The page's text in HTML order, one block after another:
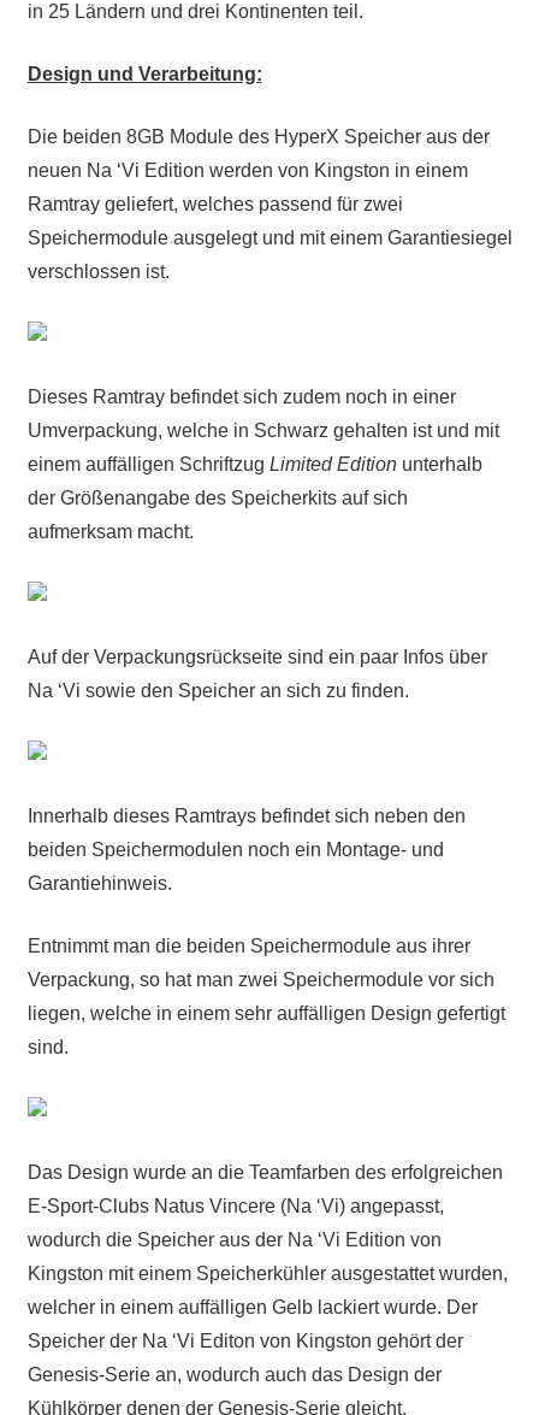
in 25 Ländern und drei Kontinenten teil.
Design und Verarbeitung:
Die beiden 8GB Module des HyperX Speicher aus der
neuen Na ‘Vi Edition werden von Kingston in einem
Ramtray geliefert, welches passend für zwei
Speichermodule ausgelegt und mit einem Garantiesiegel
verschlossen ist.
Dieses Ramtray befindet sich zudem noch in einer
Umverpackung, welche in Schwarz gehalten ist und mit
einem auffälligen Schriftzug Limited Editionunterhalb
der Größenangabe des Speicherkits auf sich
aufmerksam macht.
Auf der Verpackungsrückseite sind ein paar Infos über
Na ‘Vi sowie den Speicher an sich zu finden.
Innerhalb dieses Ramtrays befindet sich neben den
beiden Speichermodulen noch ein Montage- und
Garantiehinweis.
Entnimmt man die beiden Speichermodule aus ihrer
Verpackung, so hat man zwei Speichermodule vor sich
liegen, welche in einem sehr auffälligen Design gefertigt
sind.
Das Design wurde an die Teamfarben des erfolgreichen
E-Sport-Clubs Natus Vincere (Na ‘Vi) angepasst,
wodurch die Speicher aus der Na ‘Vi Edition von
Kingston mit einem Speicherkühler ausgestattet wurden,
welcher in einem auffälligen Gelb lackiert wurde. Der
Speicher der Na ‘Vi Editon von Kingston gehört der
Genesis-Serie an, wodurch auch das Design der
Kühlkörper denen der Genesis-Serie gleicht.